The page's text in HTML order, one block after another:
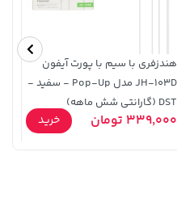
40,380,000 تومان خرید
هندزفری با سیم با پورت آیفون
JH-103D مدل Pop-Up - سفید -
DST (گارانتی شش ماهه)
339,000 تومان خرید